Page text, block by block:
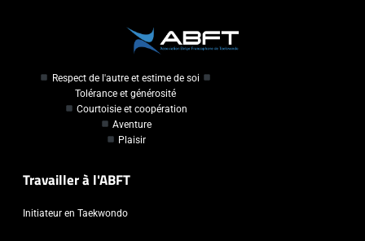
Respect de l'autre et estime de soi
Tolérance et générosité
Courtoisie et coopération
Aventure
Plaisir
Travailler à l'ABFT
Initiateur en Taekwondo